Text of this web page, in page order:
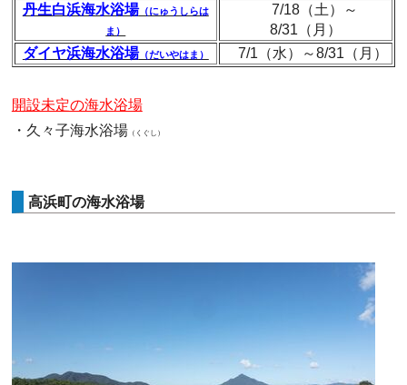
丹生白浜海水浴場（にゅうしらは
ま）
7/18（土）～
8/31（月）
ダイヤ浜海水浴場（だいやはま） 7/1（水）～8/31（月）
開設未定の海水浴場
・久々子海水浴場 （くぐし）
高浜町の海水浴場